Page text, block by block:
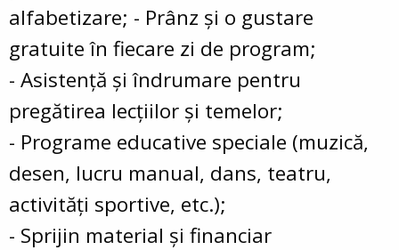
alfabetizare; - Prânz și o gustare
gratuite în fiecare zi de program;
- Asistență și îndrumare pentru
pregătirea lecțiilor și temelor;
- Programe educative speciale (muzică,
desen, lucru manual, dans, teatru,
activități sportive, etc.);
- Sprijin material și financiar